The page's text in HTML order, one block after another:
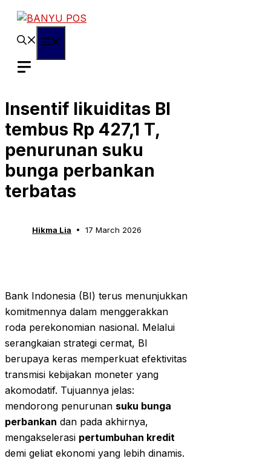
Skip
content
Insentif likuiditas BI
tembus Rp 427,1 T,
penurunan suku
bunga perbankan
terbatas
Hikma Lia 17 March 2026
Bank Indonesia (BI) terus menunjukkan
komitmennya dalam menggerakkan
roda perekonomian nasional. Melalui
serangkaian strategi cermat, BI
berupaya keras memperkuat efektivitas
transmisi kebijakan moneter yang
akomodatif. Tujuannya jelas:
mendorong penurunan suku bunga
perbankan dan pada akhirnya,
mengakselerasi pertumbuhan kredit
demi geliat ekonomi yang lebih dinamis.